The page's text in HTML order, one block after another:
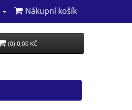
Nákupní košík
(0) 0,00 KČ